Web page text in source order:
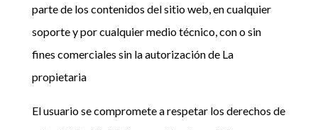
parte de los contenidos del sitio web, en cualquier
soporte y por cualquier medio técnico, con o sin
fines comerciales sin la autorización de La
propietaria
El usuario se compromete a respetar los derechos de